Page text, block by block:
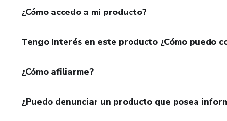
¿Cómo accedo a mi producto?
Tengo interés en este producto ¿Cómo puedo
¿Cómo afiliarme?
¿Puedo denunciar un producto que posea